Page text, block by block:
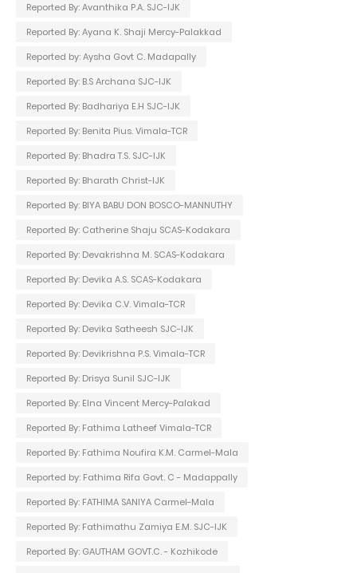
Reported By: Avanthika P.A. SJC-IJK
Reported By: Ayana K. Shaji Mercy-Palakkad
Reported by: Aysha Govt C. Madapally
Reported By: B.S Archana SJC-IJK
Reported By: Badhariya E.H SJC-IJK
Reported By: Benita Pius. Vimala-TCR
Reported By: Bhadra T.S. SJC-IJK
Reported By: Bharath Christ-IJK
Reported By: BIYA BABU DON BOSCO-MANNUTHY
Reported By: Catherine Shaju SCAS-Kodakara
Reported By: Devakrishna M. SCAS-Kodakara
Reported By: Devika A.S. SCAS-Kodakara
Reported By: Devika C.V. Vimala-TCR
Reported By: Devika Satheesh SJC-IJK
Reported By: Devikrishna P.S. Vimala-TCR
Reported By: Drisya Sunil SJC-IJK
Reported By: Elna Vincent Mercy-Palakad
Reported By: Fathima Latheef Vimala-TCR
Reported By: Fathima Noufira K.M. Carmel-Mala
Reported by: Fathima Rifa Govt. C - Madappally
Reported By: FATHIMA SANIYA Carmel-Mala
Reported By: Fathimathu Zamiya E.M. SJC-IJK
Reported By: GAUTHAM GOVT.C. - Kozhikode